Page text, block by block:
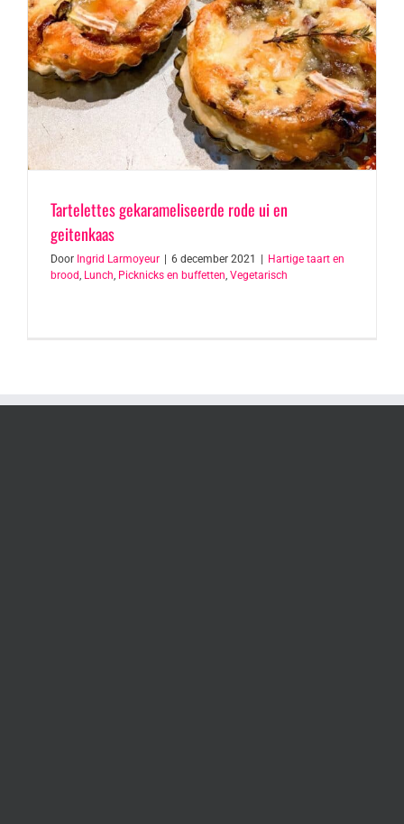
Tartelettes gekarameliseerde rode ui en
geitenkaas
Door Ingrid Larmoyeur 6 december 2021
Hartige taart en
brood, Lunch, Picknicks en buffetten, Vegetarisch